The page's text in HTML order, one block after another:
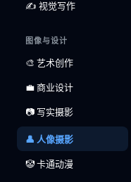
✍️ 视觉写作
图像与设计
🎨 艺术创作
💼 商业设计
📷 写实摄影
👤 人像摄影
🤡 卡通动漫